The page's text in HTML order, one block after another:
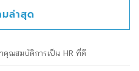
ล่าสุด
คุณสมบัติการเป็น HR ที่ดี